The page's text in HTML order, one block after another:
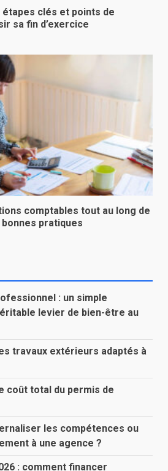
clés et points de
sa fin d’exercice
comptables tout au long de
pratiques
: un simple
levier de bien-être au
travaux extérieurs adaptés à
coût total du permis de
les compétences ou
à une agence ?
: comment financer